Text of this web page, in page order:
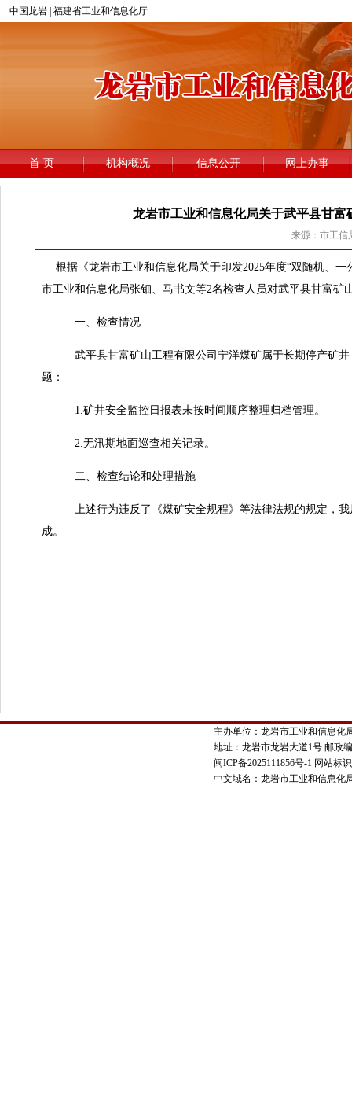
龙岩市工业和信息化局关于武平县甘
来源：市工信
根据《龙岩市工业和信息化局关于印发2025年度“双随机、一
市工业和信息化局张钿、马书文等2名检查人员对武平县甘富矿
一、检查情况
武平县甘富矿山工程有限公司宁洋煤矿属于长期停产矿
题：
1.矿井安全监控日报表未
2.无汛期地面巡查相关记录。
二、检查结论和处理措施
上述行为违反了《煤矿安全规程》等法律法规的规定 ，我
成。